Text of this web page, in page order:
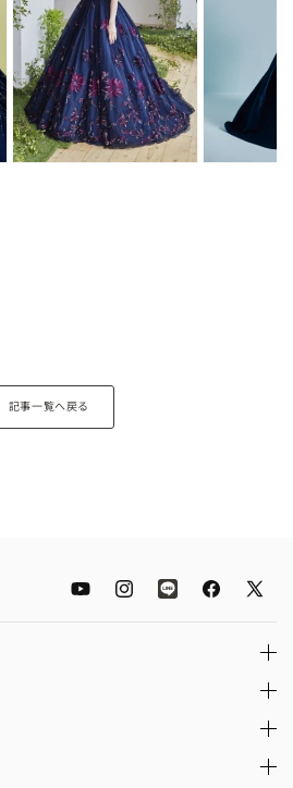
記事一覧へ戻る
YouTubeInstagram
LINE Facebook
X